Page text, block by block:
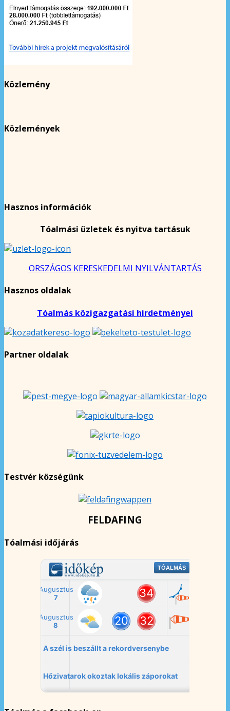
Közlemény
Közlemények
Hasznos információk
Tóalmási üzletek és nyitva tartásuk
ORSZÁGOS KERESKEDELMI NYILVÁNTARTÁS
Hasznos oldalak
Tóalmás közigazgatási hirdetményei
Partner oldalak
Testvér községünk
FELDAFING
Tóalmási időjárás